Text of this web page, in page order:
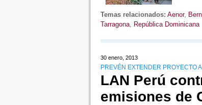
Temas relacionados: Aenor,
Tarragona, República Dominicana
30 enero, 2013
PREVÉN EXTENDER PROYECTO
LAN Perú
emisiones de